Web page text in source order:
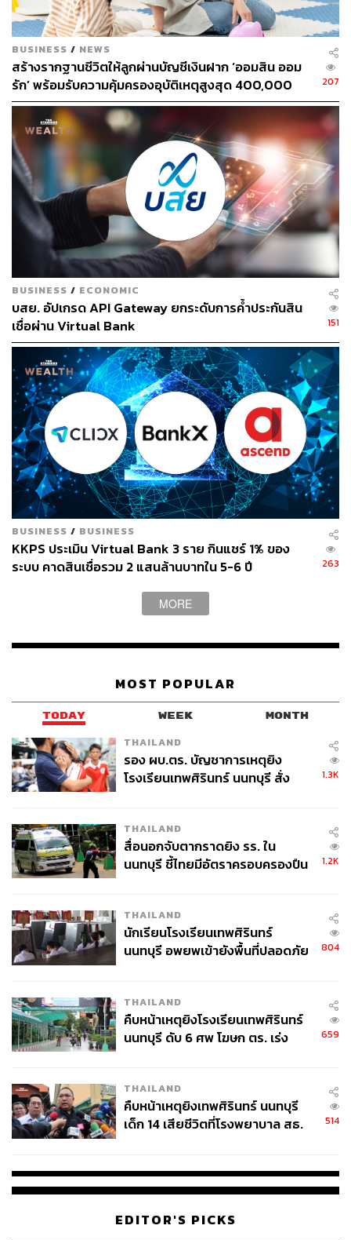
506
ABOUT THE AUTHOR
THE STANDARD WEALTH
สำนักข่าวเศรษฐกิจ ธุรกิจ และการลงทุน โดย
ทีมข่าว THE STANDARD
BUSINESS / NEWS
สร้างรากฐานชีวิตให้ลูกผ่านบัญชีเงินฝาก ‘ออมสิน ออม
รัก’ พร้อมรับความคุ้มครองอุบัติเหตุสูงสุด 400,000
บาท ดอกเบี้ยรับเต็ม ไม่เสียภาษี [Advertorial]
207
BUSINESS / ECONOMIC
บสย. อัปเกรด API Gateway ยกระดับการค้ำประกันสิน
เชื่อผ่าน Virtual Bank
151
BUSINESS / BUSINESS
KKPS ประเมิน Virtual Bank 3 ราย กินแชร์ 1% ของ
ระบบ คาดสินเชื่อรวม 2 แสนล้านบาทใน 5-6 ปี
263
MORE
MOST POPULAR
TODAY WEEK MONTH
THAILAND
รอง ผบ.ตร. บัญชาการเหตุยิง
โรงเรียนเทพศิรินทร์ นนทบุรี สั่ง
1.3K
THAILAND
สื่อนอกจับตากราดยิง รร. ใน
นนทบุรี ชี้ไทยมีอัตราครอบครองปืน
1.2K
THAILAND
นักเรียนโรงเรียนเทพศิรินทร์
นนทบุรี อพยพเข้ายังพื้นที่ปลอดภัย
804
THAILAND
คืบหน้าเหตุยิงโรงเรียนเทพศิรินทร์
นนทบุรี ดับ 6 ศพ โฆษก ตร. เร่ง
659
THAILAND
คืบหน้าเหตุยิงเทพศิรินทร์ นนทบุรี
เด็ก 14 เสียชีวิตที่โรงพยาบาล สธ.
514
EDITOR'S PICKS